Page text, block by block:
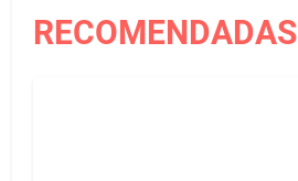
RECOMENDADAS